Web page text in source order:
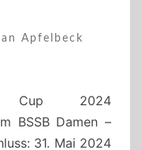
Apfelbeck
Cup 2024
BSSB Damen –
31. Mai 2024